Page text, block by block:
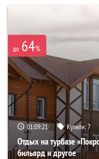
до 64%
01:09:19 Купили:7
Отдых на турбазе
бильярд и другое